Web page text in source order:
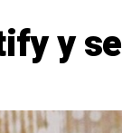
y se